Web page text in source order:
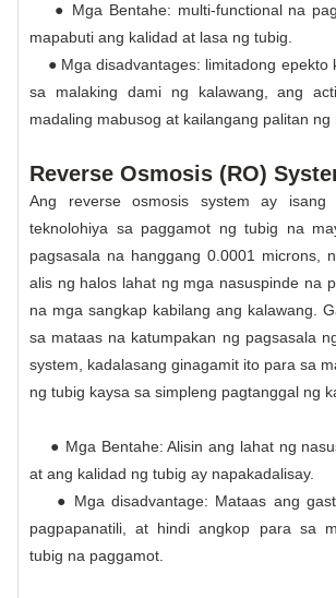
● Mga Bentahe: multi-functional na
mapabuti ang kalidad at lasa ng tubig.
● Mga disadvantages: limitadong epekto
sa malaking dami ng kalawang, ang
madaling mabusog at kailangang palitan ng
Reverse Osmosis (RO)
Ang reverse osmosis system ay isang
teknolohiya sa paggamot ng tubig na
pagsasala na hanggang 0.0001 microns,
alis ng halos lahat ng mga nasuspinde na
na mga sangkap kabilang ang kalawang.
sa mataas na katumpakan ng pagsasala
system, kadalasang ginagamit ito para sa
ng tubig kaysa sa simpleng pagtanggal ng
● Mga Bentahe: Alisin ang lahat ng
at ang kalidad ng tubig ay napakadalisay.
● Mga disadvantage: Mataas ang
pagpapanatili, at hindi angkop para sa
tubig na paggamot.